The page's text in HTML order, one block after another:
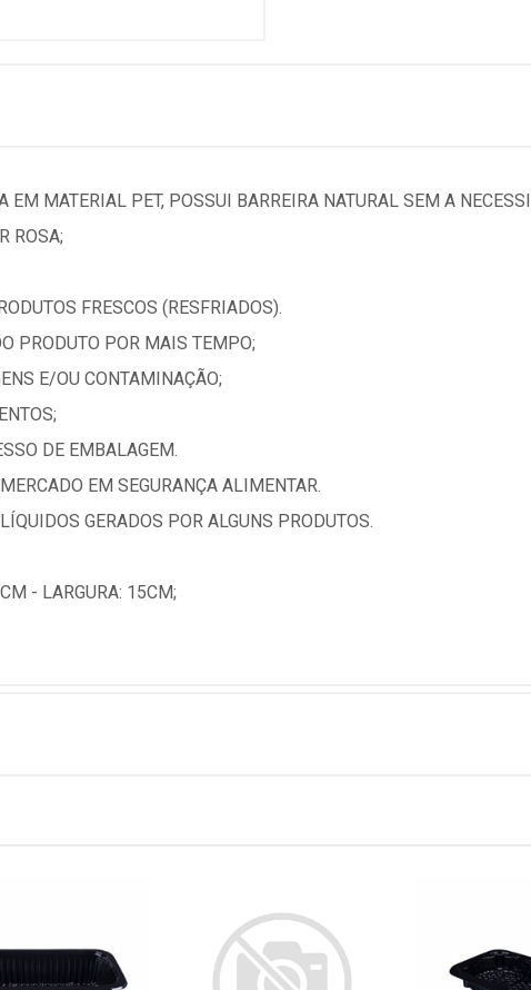
EM MATERIAL PET, POSSUI BARREIRA NATURAL SEM A
ROSA;
FRESCOS (RESFRIADOS).
PRODUTO POR MAIS TEMPO;
E/OU CONTAMINAÇÃO;
DE EMBALAGEM.
EM SEGURANÇA ALIMENTAR.
GERADOS POR ALGUNS PRODUTOS.
- LARGURA: 15CM;